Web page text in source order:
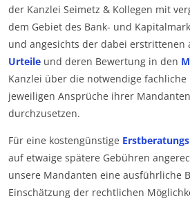
der Kanzlei Seimetz & Kollegen mit
dem Gebiet des Bank- und
und angesichts der dabei erstrittenen
Urteileund deren Bewertung in den
Kanzlei über die notwendige fachliche
jeweiligen Ansprüche ihrer
durchzusetzen.
Für eine kostengünstige
auf etwaige spätere Gebühren
unsere Mandanten eine ausführliche
Einschätzung der rechtlichen